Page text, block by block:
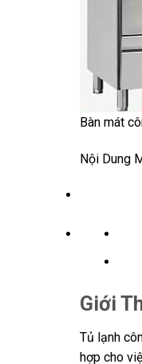
Bàn mát
Nội Dung
Giới
Tủ lạnh
hợp cho